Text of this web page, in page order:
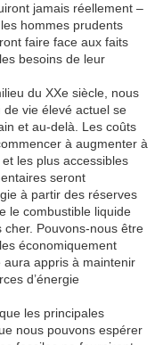
jamais réellement –
hommes prudents
faire face aux faits
besoins de leur
du XXe siècle, nous
vie élevé actuel se
et au-delà. Les coûts
à augmenter à
les plus accessibles
seront
à partir des réserves
le combustible liquide
Pouvons-nous être
économiquement
appris à maintenir
d’énergie
les principales
nous pouvons espérer